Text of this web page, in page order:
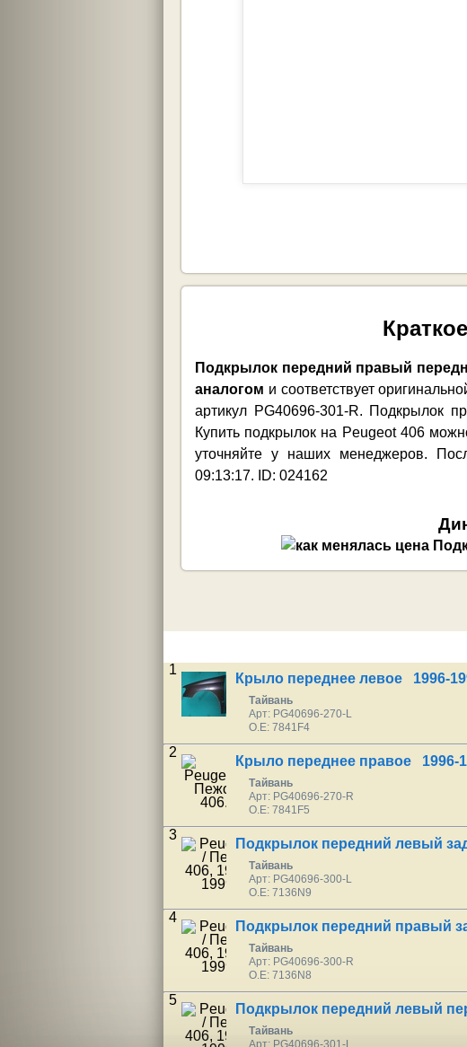
Подкрылок передний правый
аналогом и соответствует
артикул PG40696-301-R. Подкрылок
Купить подкрылок на Peugeot 406
уточняйте у наших менеджеров.
09:13:17. ID: 024162
1
Крыло переднее левое 1996-
Тайвань
Арт: PG40696-270-L
O.E: 7841F4
2
Крыло переднее правое 1996-
Тайвань
Арт: PG40696-270-R
O.E: 7841F5
3
Подкрылок передний левый
Тайвань
Арт: PG40696-300-L
O.E: 7136N9
4
Подкрылок передний правый
Тайвань
Арт: PG40696-300-R
O.E: 7136N8
5
Подкрылок передний левый
Тайвань
Арт: PG40696-301-L